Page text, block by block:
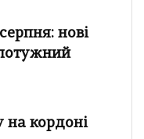
нові
на кордоні